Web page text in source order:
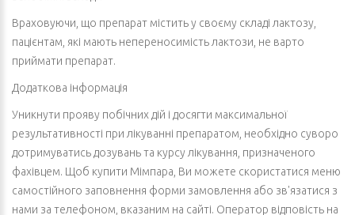
Враховуючи, що препарат містить у своєму складі лактозу,
пацієнтам, які мають непереносимість лактози, не варто
приймати препарат.
Додаткова інформація
Уникнути прояву побічних дій і досягти максимальної
результативності при лікуванні препаратом, необхідно суворо
дотримуватись дозувань та курсу лікування, призначеного
фахівцем. Щоб купити Мімпара, Ви можете скористатися меню
самостійного заповнення форми замовлення або зв'язатися з
нами за телефоном, вказаним на сайті. Оператор відповість на